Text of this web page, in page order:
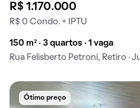
R$ 1.170.000
R$ 0 Condo. + IPTU
150 m² · 3 quartos · 1 vaga
Rua Felisberto Petroni, Retiro ·
Ótimo preço